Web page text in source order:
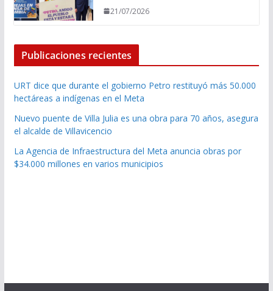
21/07/2026
Publicaciones recientes
URT dice que durante el gobierno Petro restituyó más 50.000
hectáreas a indígenas en el Meta
Nuevo puente de Villa Julia es una obra para 70 años, asegura
el alcalde de Villavicencio
La Agencia de Infraestructura del Meta anuncia obras por
$34.000 millones en varios municipios